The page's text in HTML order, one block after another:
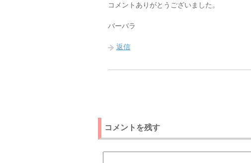
コメントありがとうございました。
バーバラ
返信
コメントを残す